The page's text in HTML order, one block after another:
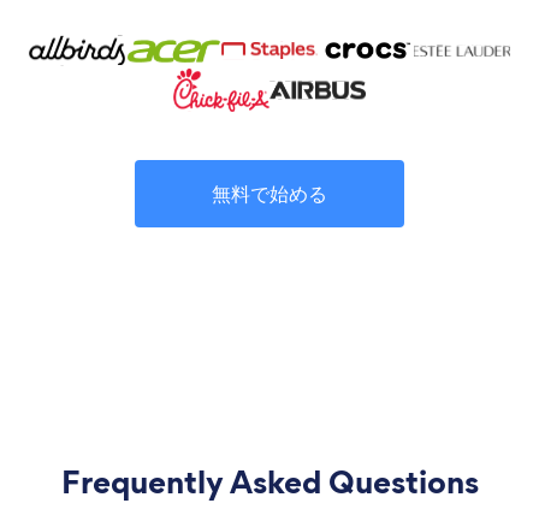
無料で始める
Frequently Asked Questions